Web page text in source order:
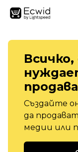
Създайте
да
медии или